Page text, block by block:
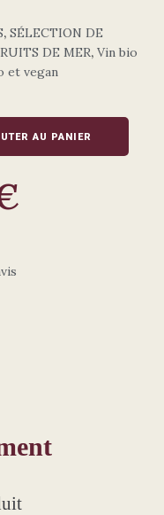
, SÉLECTION DE
DE MER, Vin bio
et vegan
AU PANIER